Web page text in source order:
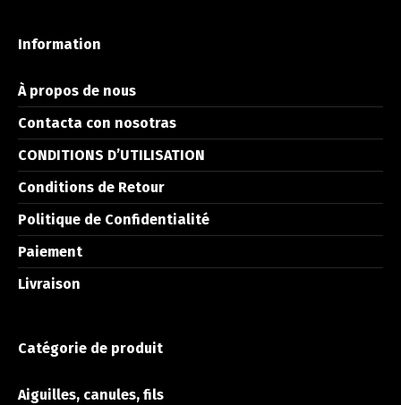
Information
À propos de nous
Contacta con nosotras
CONDITIONS D’UTILISATION
Conditions de Retour
Politique de Confidentialité
Paiement
Livraison
Catégorie de produit
Aiguilles, canules, fils